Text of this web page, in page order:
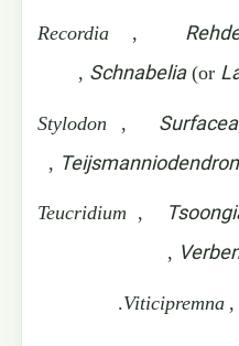
Recordia ,
Schnabelia(or
,
Stylodon , Surfacea
Teijsmanniodendron
Teucridium ,
,
Viticipremna ,
.